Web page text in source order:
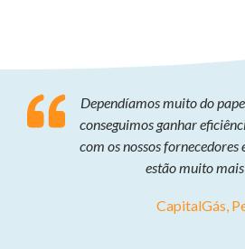
Dependíamos muito do
conseguimos ganhar
com os nossos fornecedores
estão muito
CapitalGás,